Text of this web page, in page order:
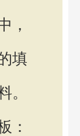
，
填
。
：